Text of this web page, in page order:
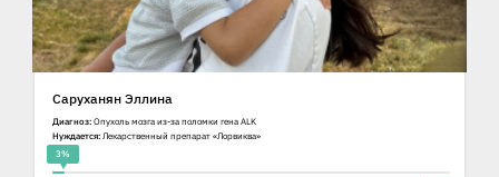
Саруханян Эллина
Диагноз: Опухоль мозга из-за поломки гена ALK
Нуждается: Лекарственный препарат «Лорвиква»
3%